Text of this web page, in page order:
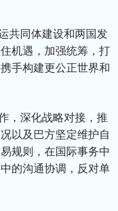
共同体建设和两国发
机遇，加强统筹，打
手构建更公正世界和
，深化战略对接，推
以及巴方坚定维护自
规则，在国际事务中
的沟通协调，反对单